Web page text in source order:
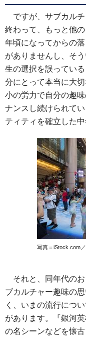
ですが、サブカル
終わって、もっと他
年頃になってからの
がありませんし、そ
生の選択を誤ってい
分にとって本当に大
小の労力で自分の趣
ナンスし続けられて
ティティを確立した
写真＝iStock.com
それと、同年代の
ブカルチャー趣味の
く、いまの流行につ
があります。『銀河
の名シーンなどを懐